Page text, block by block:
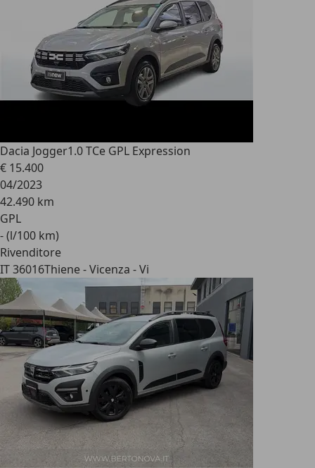
Dacia Jogger1.0 TCe GPL Expression
€ 15.400
04/2023
42.490 km
GPL
- (l/100 km)
Rivenditore
IT 36016Thiene - Vicenza - Vi